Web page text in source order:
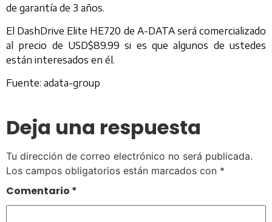
de garantía de 3 años.
El DashDrive Elite HE720 de A-DATA será comercializado
al precio de USD$89.99 si es que algunos de ustedes
están interesados en él.
Fuente: adata-group
Deja una respuesta
Tu dirección de correo electrónico no será publicada.
Los campos obligatorios están marcados con *
Comentario *